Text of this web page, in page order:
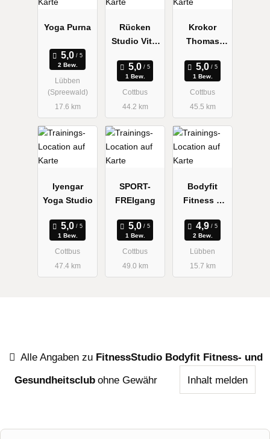
Yoga Purna
2 Bew.
Lübben
(Spreewald)
17.6 km
Rücken
Studio Vital
Rücken
Studio
1 Bew.
Cottbus
44.2 km
Krokor
Thomas
pie &
Fitness
1 Bew.
Cottbus
45.5 km
Iyengar
Yoga Studio
1 Bew.
Cottbus
47.4 km
SPORT-
FREIgang
1 Bew.
Cottbus
49.0 km
Bodyfit
Fitness &
club
2 Bew.
Lübben
15.7 km
Alle Angaben zu FitnessStudio Bodyfit Fitness- und
Gesundheitsclub ohne Gewähr Inhalt melden